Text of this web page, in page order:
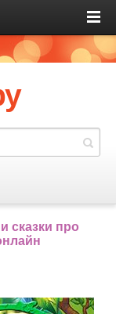
сказки про